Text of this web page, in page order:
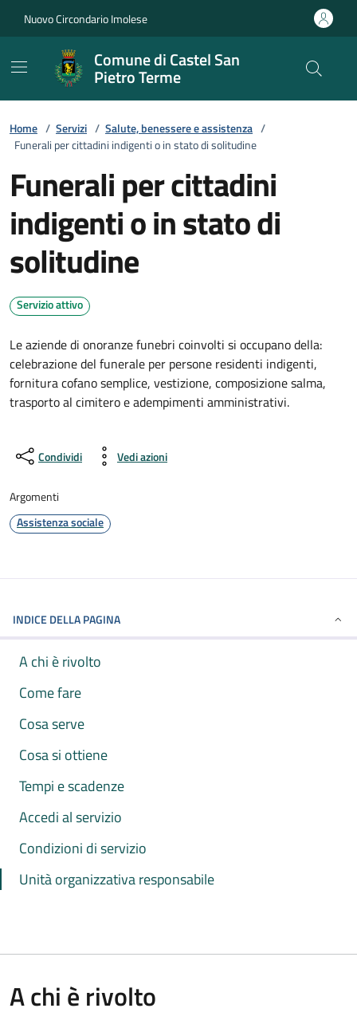
Nuovo Circondario Imolese
Comune di Castel San
Pietro Terme
Home / Servizi / Salute, benessere e assistenza /
Funerali per cittadini indigenti o in stato di solitudine
Funerali per cittadini
indigenti o in stato di
solitudine
Servizio attivo
Le aziende di onoranze funebri coinvolti si occupano della:
celebrazione del funerale per persone residenti indigenti,
fornitura cofano semplice, vestizione, composizione salma,
trasporto al cimitero e adempimenti amministrativi.
Condividi Vedi azioni
Argomenti
Assistenza sociale
INDICE DELLA PAGINA
A chi è rivolto
Come fare
Cosa serve
Cosa si ottiene
Tempi e scadenze
Accedi al servizio
Condizioni di servizio
Unità organizzativa responsabile
A chi è rivolto